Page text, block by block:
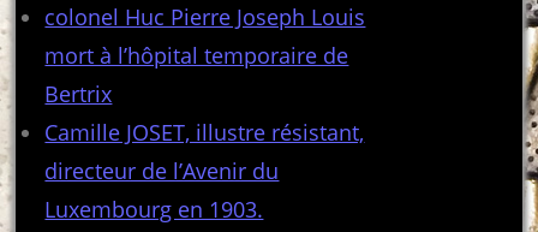
colonel Huc Pierre Joseph Louis
mort à l’hôpital temporaire de
Bertrix
Camille JOSET, illustre résistant,
directeur de l’Avenir du
Luxembourg en 1903.